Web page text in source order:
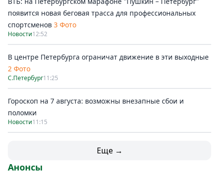
появится новая беговая трасса для профессиональных
спортсменов 3 Фото
Новости12:52
В центре Петербурга ограничат движение в эти выходные
2 Фото
С.Петербург11:25
Гороскоп на 7 августа: возможны внезапные сбои и
поломки
Новости11:15
Еще →
Анонсы